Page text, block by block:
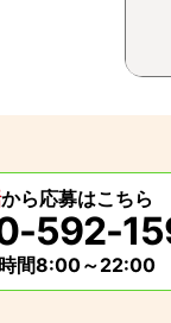
から応募はこちら
592-
間8:00～22:00